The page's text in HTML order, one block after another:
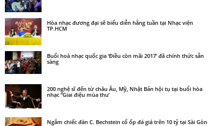
Hòa nhạc đương đại sẽ biểu diễn hằng tuần tại Nhạc viện
TP.HCM
Buổi hoà nhạc quốc gia ‘Điều còn mãi 2017’ đã chính thức sẵn
sàng
200 nghệ sĩ đến từ châu Âu, Mỹ, Nhật Bản hội tụ tại buổi hòa
nhạc “Giai điệu mùa thu’
Ngắm chiếc đàn C. Bechstein cổ ốp đá giá trên 10 tỷ tại Sài Gòn